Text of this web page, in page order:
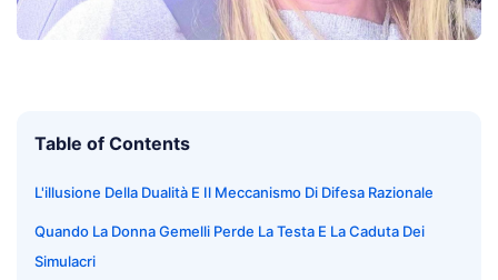
Table of Contents
L'illusione Della Dualità E Il Meccanismo Di Difesa Razionale
Quando La Donna Gemelli Perde La Testa E La Caduta Dei
Simulacri